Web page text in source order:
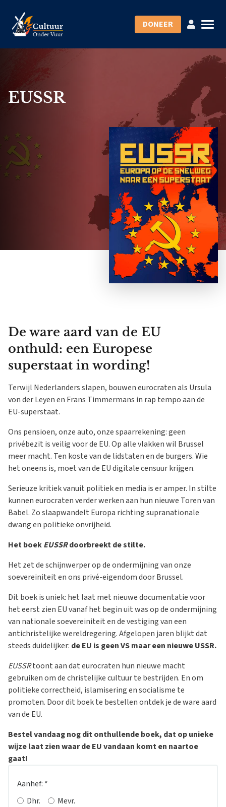
DONEER
EUSSR
De ware aard van de EU
onthuld: een Europese
superstaat in wording!
Terwijl Nederlanders slapen, bouwen eurocraten als Ursula
von der Leyen en Frans Timmermans in rap tempo aan de
EU-superstaat.
Ons pensioen, onze auto, onze spaarrekening: geen
privébezit is veilig voor de EU. Op alle vlakken wil Brussel
meer macht. Ten koste van de lidstaten en de burgers. Wie
het oneens is, moet van de EU digitale censuur krijgen.
Serieuze kritiek vanuit politiek en media is er amper. In stilte
kunnen eurocraten verder werken aan hun nieuwe Toren van
Babel. Zo slaapwandelt Europa richting supranationale
dwang en politieke onvrijheid.
Het boekEUSSRdoorbreekt de stilte.
Het zet de schijnwerper op de ondermijning van onze
soevereiniteit en ons privé-eigendom door Brussel.
Dit boek is uniek: het laat met nieuwe documentatie voor
het eerst zien EU vanaf het begin uit was op de ondermijning
van nationale soevereiniteit en de vestiging van een
antichristelijke wereldregering. Afgelopen jaren blijkt dat
steeds duidelijker: de EU is geen VS maar een nieuwe USSR.
EUSSRtoont aan dat eurocraten hun nieuwe macht
gebruiken om de christelijke cultuur te bestrijden. En om
politieke correctheid, islamisering en socialisme te
promoten. Door dit boek te bestellen ontdek je de ware aard
van de EU.
Bestel vandaag nog dit onthullende boek, dat op unieke
wijze laat zien waar de EU vandaan komt en naartoe
gaat!
Aanhef: *
Dhr.
Mevr.